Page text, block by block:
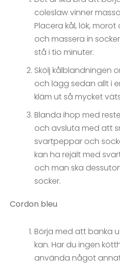
coleslaw vinner
Placera kål, lök,
och massera in
stå i tio minuter.
Skölj kålblandningen
och lägg sedan allt i
kläm ut så mycket
Blanda ihop med
och avsluta med att
svartpeppar och
kan ha rejält med
och man ska
socker.
Cordon bleu
Börja med att banka
kan. Har du ingen
använda något